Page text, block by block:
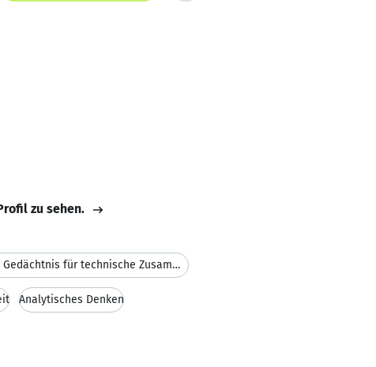
zu sehen.
fotografisches Gedächtnis für technische Zusammenhänge
Analytisches Denken